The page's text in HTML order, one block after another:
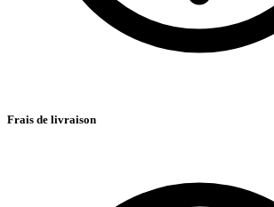
Frais de livraison